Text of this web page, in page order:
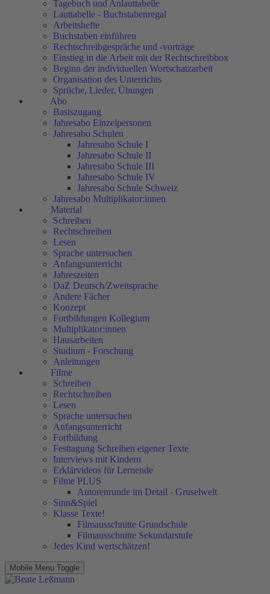
Tagebuch und Anlauttabelle
Lauttabelle - Buchstabenregal
Arbeitshefte
Buchstaben einführen
Rechtschreibgespräche und -vorträge
Einstieg in die Arbeit mit der Rechtschreibbox
Beginn der individuellen Wortschatzarbeit
Organisation des Unterrichts
Sprüche, Lieder, Übungen
Abo
Basiszugang
Jahresabo Einzelpersonen
Jahresabo Schulen
Jahresabo Schule I
Jahresabo Schule II
Jahresabo Schule III
Jahresabo Schule IV
Jahresabo Schule Schweiz
Jahresabo Multiplikator:innen
Material
Schreiben
Rechtschreiben
Lesen
Sprache untersuchen
Anfangsunterricht
Jahreszeiten
DaZ Deutsch/Zweitsprache
Andere Fächer
Konzept
Fortbildungen Kollegium
Multiplikator:innen
Hausarbeiten
Studium - Forschung
Anleitungen
Filme
Schreiben
Rechtschreiben
Lesen
Sprache untersuchen
Anfangsunterricht
Fortbildung
Festtagung Schreiben eigener Texte
Interviews mit Kindern
Erklärvideos für Lernende
Filme PLUS
Autorenrunde im Detail - Gruselwelt
Sinn&Spiel
Klasse Texte!
Filmausschnitte Grundschule
Filmausschnitte Sekundarstufe
Jedes Kind wertschätzen!
Mobile Menu Toggle